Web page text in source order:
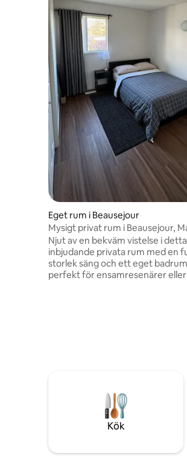
Eget rum i Beausejour
Mysigt privat rum i Beausejour,
Njut av en bekväm vistelse i detta
inbjudande privata rum med en
storlek säng och ett eget
perfekt för ensamresenärer eller
Interpretive Trail.Oavsett om du
Kök